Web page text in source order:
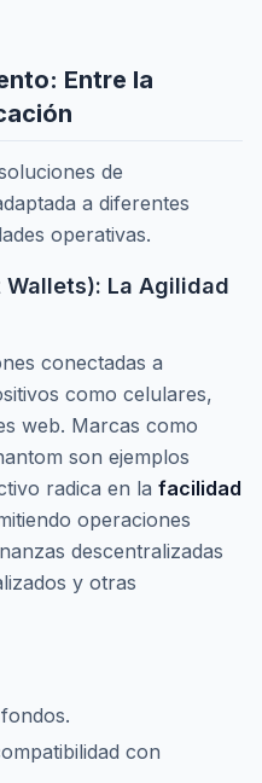
Entre la
de
a diferentes
operativas.
La Agilidad
conectadas a
como celulares,
web. Marcas como
son ejemplos
radica en la facilidad
operaciones
descentralizadas
y otras
con